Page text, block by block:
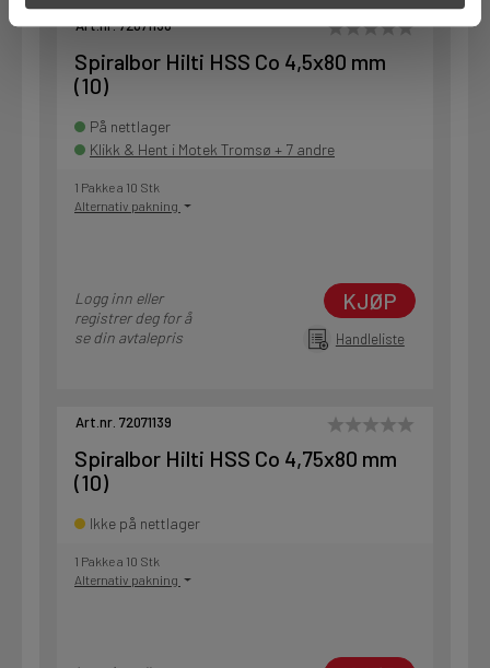
Art.nr. 72071138
Spiralbor Hilti HSS Co 4,5x80 mm
(10)
På nettlager
Klikk & Hent i Motek Tromsø + 7 andre
1 Pakke a 10 Stk
Alternativ pakning
Logg inn eller
registrer deg for å
se din avtalepris
KJØP
Handleliste
Art.nr. 72071139
Spiralbor Hilti HSS Co 4,75x80 mm
(10)
Ikke på nettlager
1 Pakke a 10 Stk
Alternativ pakning